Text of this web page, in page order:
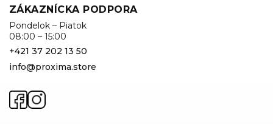
ZÁKAZNÍCKA PODPORA
Pondelok – Piatok
08:00 – 15:00
+421 37 202 13 50
info@proxima.store